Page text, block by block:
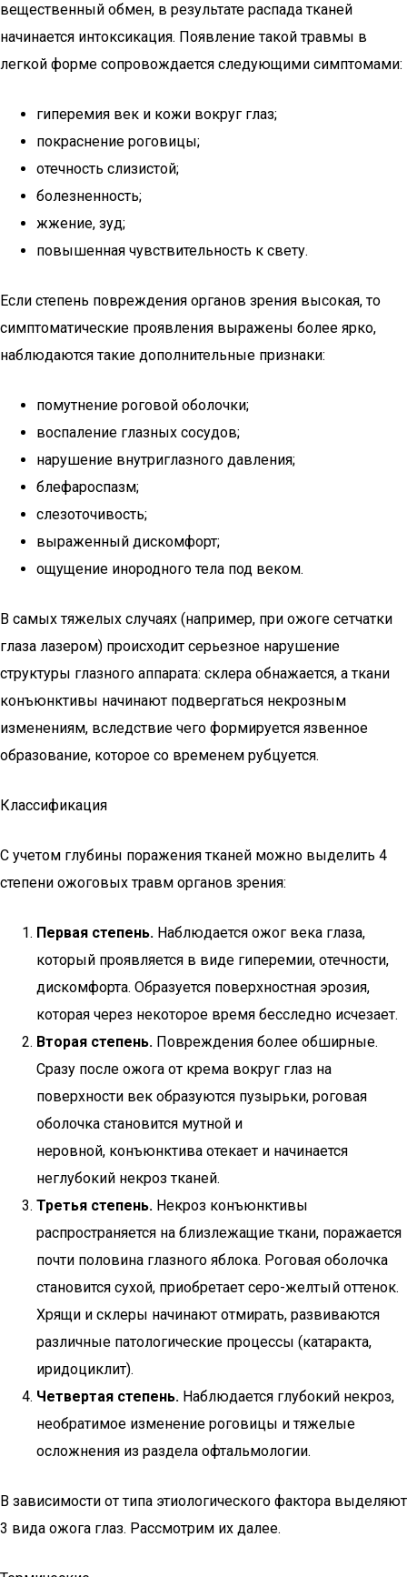
вещественный обмен, в результате распада тканей
начинается интоксикация. Появление такой травмы в
легкой форме сопровождается следующими симптомами:
гиперемия век и кожи вокруг глаз;
покраснение роговицы;
отечность слизистой;
болезненность;
жжение, зуд;
повышенная чувствительность к свету.
Если степень повреждения органов зрения высокая, то
симптоматические проявления выражены более ярко,
наблюдаются такие дополнительные признаки:
помутнение роговой оболочки;
воспаление глазных сосудов;
нарушение внутриглазного давления;
блефароспазм;
слезоточивость;
выраженный дискомфорт;
ощущение инородного тела под веком.
В самых тяжелых случаях (например, при ожоге сетчатки
глаза лазером) происходит серьезное нарушение
структуры глазного аппарата: склера обнажается, а ткани
конъюнктивы начинают подвергаться некрозным
изменениям, вследствие чего формируется язвенное
образование, которое со временем рубцуется.
Классификация
С учетом глубины поражения тканей можно выделить 4
степени ожоговых травм органов зрения:
Первая степень. Наблюдается ожог века глаза,
который проявляется в виде гиперемии, отечности,
дискомфорта. Образуется поверхностная эрозия,
которая через некоторое время бесследно исчезает.
Вторая степень. Повреждения более обширные.
Сразу после ожога от крема вокруг глаз на
поверхности век образуются пузырьки, роговая
оболочка становится мутной и
неровной, конъюнктива отекает и начинается
неглубокий некроз тканей.
Третья степень. Некроз конъюнктивы
распространяется на близлежащие ткани, поражается
почти половина глазного яблока. Роговая оболочка
становится сухой, приобретает серо-желтый оттенок.
Хрящи и склеры начинают отмирать, развиваются
различные патологические процессы (катаракта,
иридоциклит).
Четвертая степень. Наблюдается глубокий некроз,
необратимое изменение роговицы и тяжелые
осложнения из раздела офтальмологии.
В зависимости от типа этиологического фактора выделяют
3 вида ожога глаз. Рассмотрим их далее.